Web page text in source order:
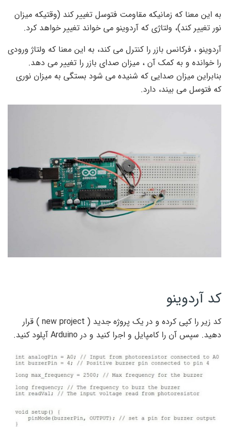
به این معنا که زمانیکه مقاومت فتوسل تغییر کند (وقتیکه میزان
نور تغییر کند)، ولتاژی که آردوینو می خواند تغییر خواهد کرد.
آردوینو ، فرکانس بازر را کنترل می کند، به این معنا که ولتاژ ورودی
را خوانده و به کمک آن ، میزان صدای بازر را تغییر می دهد.
بنابراین میزان صدایی که شنیده می شود بستگی به میزان نوری
که فتوسل می بیند، دارد.
کد آردوینو
کد زیر را کپی کرده و در یک پروژه جدید ( new project ) قرار
دهید. سپس آن را کامپایل و اجرا کنید و در Arduino آپلود کنید.